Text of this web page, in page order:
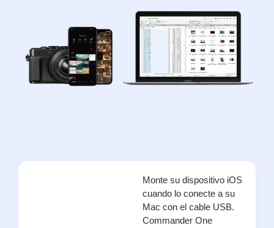
Monte su dispositivo iOS
cuando lo conecte a su
Mac con el cable USB.
Commander One